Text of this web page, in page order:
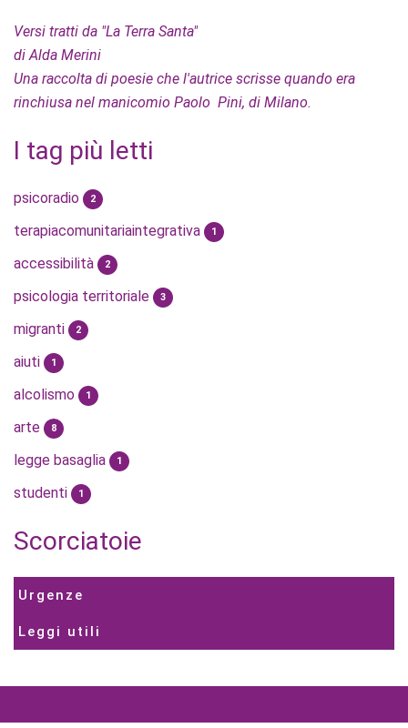
Versi tratti da "La Terra Santa"
di Alda Merini
Una raccolta di poesie che l'autrice scrisse quando era
rinchiusa nel manicomio Paolo Pini, di Milano.
I tag più letti
psicoradio 2
terapiacomunitariaintegrativa 1
accessibilità 2
psicologia territoriale 3
migranti 2
aiuti 1
alcolismo 1
arte 8
legge basaglia 1
studenti 1
Scorciatoie
Urgenze
Leggi utili